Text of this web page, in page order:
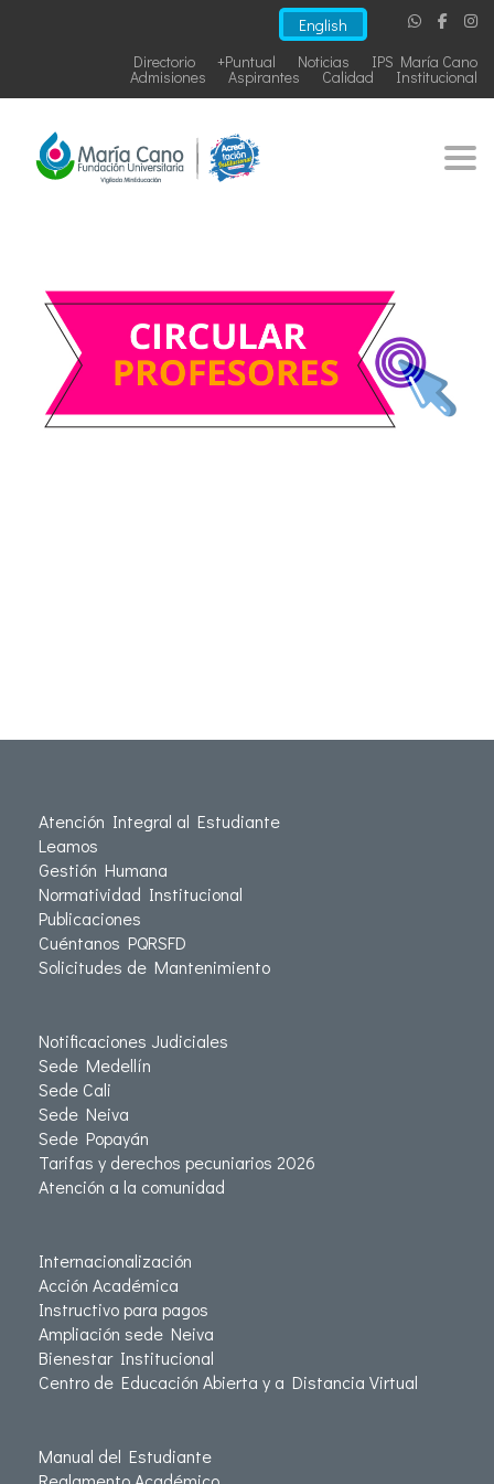
English
IPS María Cano
Noticias
+Puntual
Directorio
Institucional
Calidad
Aspirantes
Admisiones
Atención Integral al Estudiante
Leamos
Gestión Humana
Normatividad Institucional
Publicaciones
Cuéntanos PQRSFD
Solicitudes de Mantenimiento
Notificaciones Judiciales
Sede Medellín
Sede Cali
Sede Neiva
Sede Popayán
Tarifas y derechos pecuniarios 2026
Atención a la comunidad
Internacionalización
Acción Académica
Instructivo para pagos
Ampliación sede Neiva
Bienestar Institucional
Centro de Educación Abierta y a Distancia Virtual
Manual del Estudiante